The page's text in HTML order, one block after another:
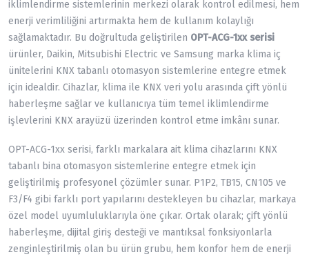
iklimlendirme sistemlerinin merkezi olarak kontrol edilmesi, hem
enerji verimliliğini artırmakta hem de kullanım kolaylığı
sağlamaktadır. Bu doğrultuda geliştirilen OPT-ACG-1xx serisi
ürünler, Daikin, Mitsubishi Electric ve Samsung marka klima iç
ünitelerini KNX tabanlı otomasyon sistemlerine entegre etmek
için idealdir. Cihazlar, klima ile KNX veri yolu arasında çift yönlü
haberleşme sağlar ve kullanıcıya tüm temel iklimlendirme
işlevlerini KNX arayüzü üzerinden kontrol etme imkânı sunar.
OPT-ACG-1xx serisi, farklı markalara ait klima cihazlarını KNX
tabanlı bina otomasyon sistemlerine entegre etmek için
geliştirilmiş profesyonel çözümler sunar. P1P2, TB15, CN105 ve
F3/F4 gibi farklı port yapılarını destekleyen bu cihazlar, markaya
özel model uyumluluklarıyla öne çıkar. Ortak olarak; çift yönlü
haberleşme, dijital giriş desteği ve mantıksal fonksiyonlarla
zenginleştirilmiş olan bu ürün grubu, hem konfor hem de enerji